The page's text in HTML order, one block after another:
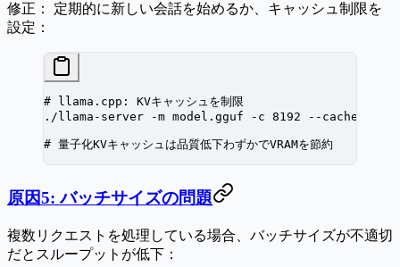
修正：
定期的に新しい会話を始めるか、キャッシュ制限を
設定：
# llama.cpp: KVキャッシュを制限
./llama-server -m model.gguf -c 8192 --cache-
# 量子化KVキャッシュは品質低下わずかでVRAMを節約
原因5: バッチサイズの問題
複数リクエストを処理している場合、バッチサイズが不適切
だとスループットが低下：